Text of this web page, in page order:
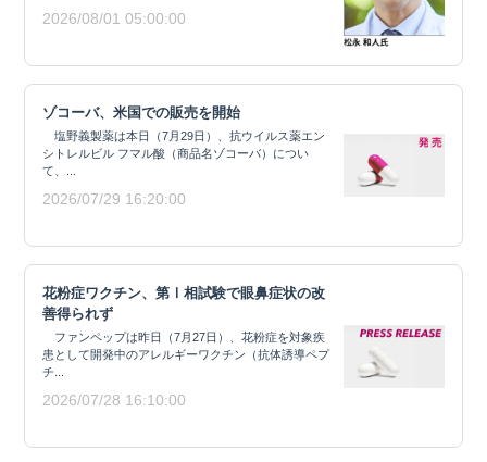
2026/08/01 05:00:00
ゾコーバ、米国での販売を開始
塩野義製薬は本日（7月29日）、抗ウイルス薬エン
シトレルビル フマル酸（商品名ゾコーバ）につい
て、...
2026/07/29 16:20:00
花粉症ワクチン、第Ⅰ相試験で眼鼻症状の改
善得られず
ファンペップは昨日（7月27日）、花粉症を対象疾
患として開発中のアレルギーワクチン（抗体誘導ペプ
チ...
2026/07/28 16:10:00